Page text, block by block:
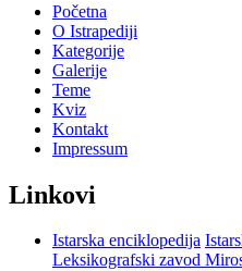
Početna
O Istrapediji
Kategorije
Galerije
Teme
Kviz
Kontakt
Impressum
Linkovi
Istarska enciklopedija
Leksikografski zavod